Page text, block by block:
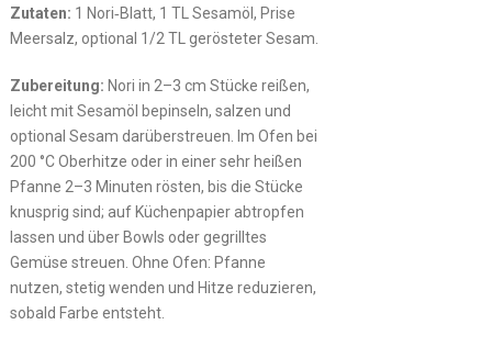
Zutaten: 1 Nori‑Blatt, 1 TL Sesamöl, Prise
Meersalz, optional 1/2 TL gerösteter Sesam.
Zubereitung: Nori in 2–3 cm Stücke reißen,
leicht mit Sesamöl bepinseln, salzen und
optional Sesam darüberstreuen. Im Ofen bei
200 °C Oberhitze oder in einer sehr heißen
Pfanne 2–3 Minuten rösten, bis die Stücke
knusprig sind; auf Küchenpapier abtropfen
lassen und über Bowls oder gegrilltes
Gemüse streuen. Ohne Ofen: Pfanne
nutzen, stetig wenden und Hitze reduzieren,
sobald Farbe entsteht.